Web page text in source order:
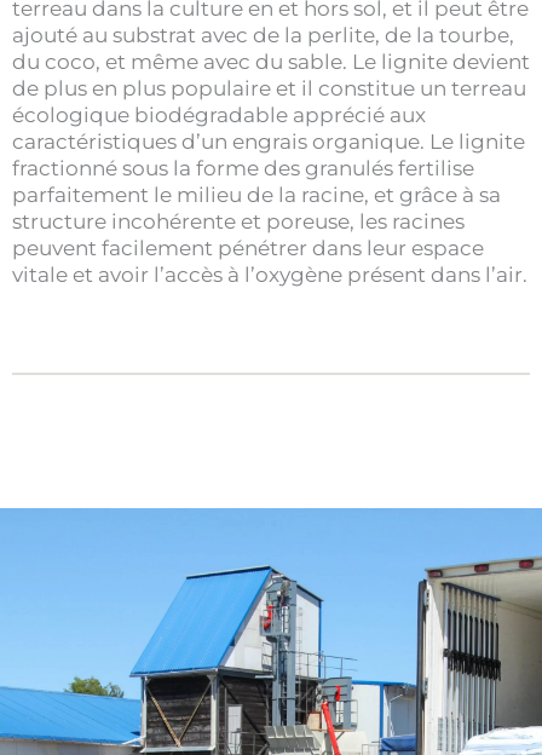
terreau dans la culture en et hors sol, et il peut être
ajouté au substrat avec de la perlite, de la tourbe,
du coco, et même avec du sable. Le lignite devient
de plus en plus populaire et il constitue un terreau
écologique biodégradable apprécié aux
caractéristiques d’un engrais organique. Le lignite
fractionné sous la forme des granulés fertilise
parfaitement le milieu de la racine, et grâce à sa
structure incohérente et poreuse, les racines
peuvent facilement pénétrer dans leur espace
vitale et avoir l’accès à l’oxygène présent dans l’air.